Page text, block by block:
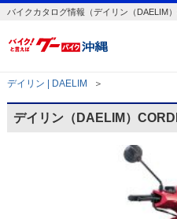
バイクカタログ情報（デイリン（DAELIM）
デイリン | DAELIM ＞
デイリン（DAELIM）